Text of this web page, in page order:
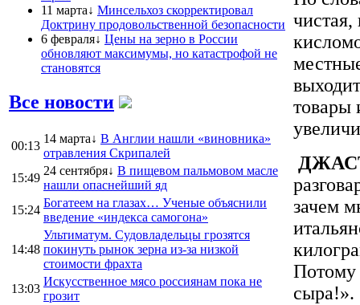
11 марта↓ Минсельхоз скорректировал
Доктрину продовольственной безопасности
6 февраля↓ Цены на зерно в России
обновляют максимумы, но катастрофой не
становятся
Все новости
00:13
14 марта↓ В Англии нашли «виновника»
отравления Скрипалей
15:49
24 сентября↓ В пищевом пальмовом масле
нашли опаснейший яд
15:24
Богатеем на глазах… Ученые объяснили
введение «индекса самогона»
14:48
Ультиматум. Судовладельцы грозятся
покинуть рынок зерна из-за низкой
стоимости фрахта
13:03
Искусственное мясо россиянам пока не
грозит
зачем
Потому
сыра!».